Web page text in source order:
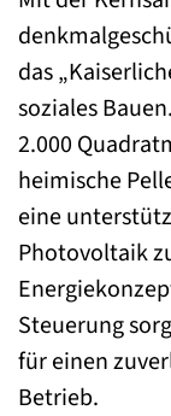
das
soziales
2.000
heimische
eine
Photovoltaik
Steuerung
für einen
Betrieb.